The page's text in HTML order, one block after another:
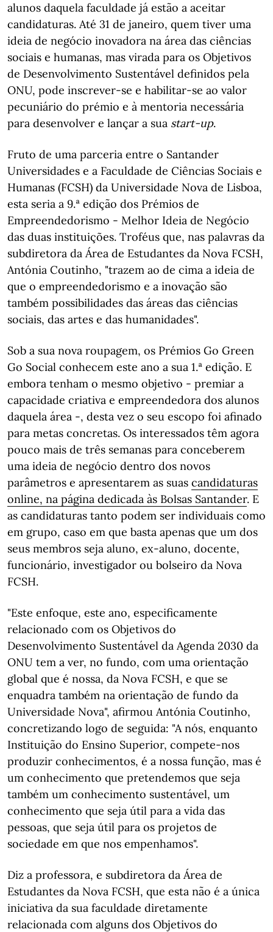
alunos daquela faculdade já estão a aceitar
candidaturas. Até 31 de janeiro, quem tiver uma
ideia de negócio inovadora na área das ciências
sociais e humanas, mas virada para os Objetivos
de Desenvolvimento Sustentável definidos pela
ONU, pode inscrever-se e habilitar-se ao valor
pecuniário do prémio e à mentoria necessária
para desenvolver e lançar a sua start-up.
Fruto de uma parceria entre o Santander
Universidades e a Faculdade de Ciências Sociais e
Humanas (FCSH) da Universidade Nova de Lisboa,
esta seria a 9.ª edição dos Prémios de
Empreendedorismo - Melhor Ideia de Negócio
das duas instituições. Troféus que, nas palavras da
subdiretora da Área de Estudantes da Nova FCSH,
Antónia Coutinho, "trazem ao de cima a ideia de
que o empreendedorismo e a inovação são
também possibilidades das áreas das ciências
sociais, das artes e das humanidades".
Sob a sua nova roupagem, os Prémios Go Green
Go Social conhecem este ano a sua 1.ª edição. E
embora tenham o mesmo objetivo - premiar a
capacidade criativa e empreendedora dos alunos
daquela área -, desta vez o seu escopo foi afinado
para metas concretas. Os interessados têm agora
pouco mais de três semanas para conceberem
uma ideia de negócio dentro dos novos
parâmetros e apresentarem as suas candidaturas
online, na página dedicada às Bolsas Santander. E
as candidaturas tanto podem ser individuais como
em grupo, caso em que basta apenas que um dos
seus membros seja aluno, ex-aluno, docente,
funcionário, investigador ou bolseiro da Nova
FCSH.
"Este enfoque, este ano, especificamente
relacionado com os Objetivos do
Desenvolvimento Sustentável da Agenda 2030 da
ONU tem a ver, no fundo, com uma orientação
global que é nossa, da Nova FCSH, e que se
enquadra também na orientação de fundo da
Universidade Nova", afirmou Antónia Coutinho,
concretizando logo de seguida: "A nós, enquanto
Instituição do Ensino Superior, compete-nos
produzir conhecimentos, é a nossa função, mas é
um conhecimento que pretendemos que seja
também um conhecimento sustentável, um
conhecimento que seja útil para a vida das
pessoas, que seja útil para os projetos de
sociedade em que nos empenhamos".
Diz a professora, e subdiretora da Área de
Estudantes da Nova FCSH, que esta não é a única
iniciativa da sua faculdade diretamente
relacionada com alguns dos Objetivos do